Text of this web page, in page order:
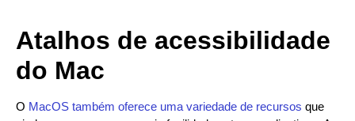
Atalhos de acessibilidade
do Mac
O MacOS também oferece uma variedade de recursos que